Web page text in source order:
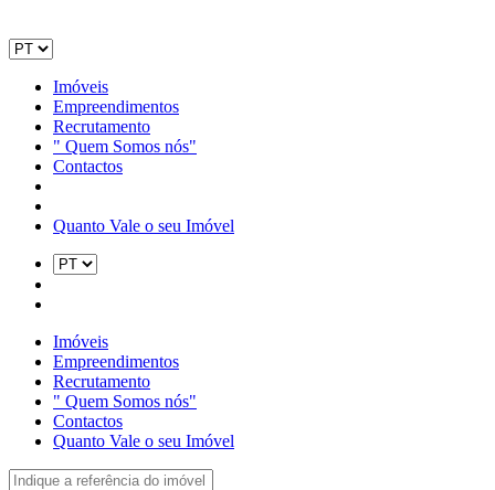
Imóveis
Empreendimentos
Recrutamento
" Quem Somos nós"
Contactos
Quanto Vale o seu Imóvel
Imóveis
Empreendimentos
Recrutamento
" Quem Somos nós"
Contactos
Quanto Vale o seu Imóvel